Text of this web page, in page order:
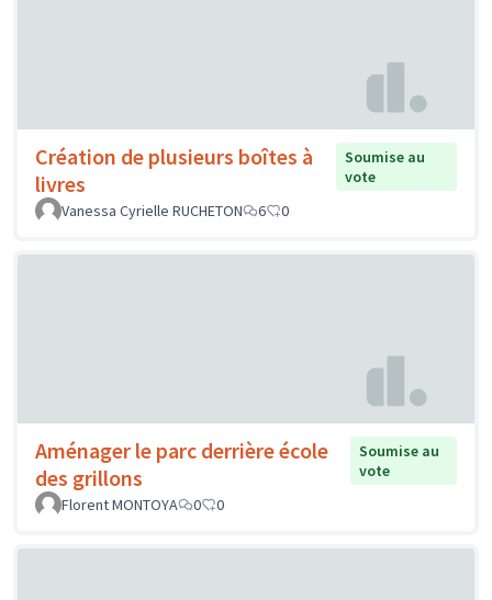
Création de plusieurs boîtes à
livres
Soumise au
vote
Vanessa Cyrielle RUCHETON
6 0
Aménager le parc derrière école
des grillons
Soumise au
vote
Florent MONTOYA
0 0